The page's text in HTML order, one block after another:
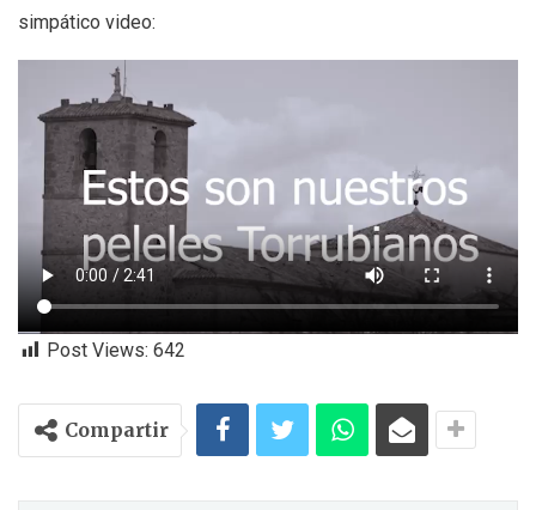
simpático video:
Post Views: 642
Compartir